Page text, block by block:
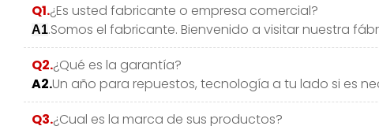
Q1.¿Es usted fabricante o empresa comercial?
A1.Somos el fabricante. Bienvenido a visitar nuestra
Q2.¿Qué es la garantía?
A2.Un año para repuestos, tecnología a tu lado si es
Q3.¿Cual es la marca de sus productos?